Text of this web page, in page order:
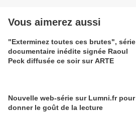
Vous aimerez aussi
"Exterminez toutes ces brutes", série
documentaire inédite signée Raoul
Peck diffusée ce soir sur ARTE
Nouvelle web-série sur Lumni.fr pour
donner le goût de la lecture